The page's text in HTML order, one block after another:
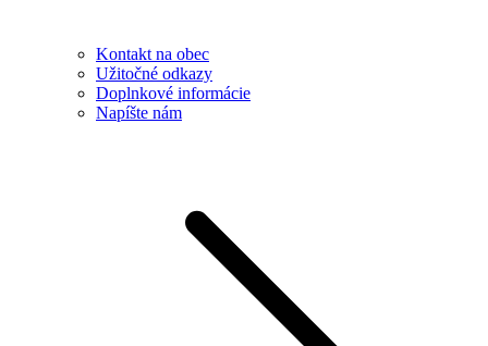
Kontakt na obec
Užitočné odkazy
Doplnkové informácie
Napíšte nám